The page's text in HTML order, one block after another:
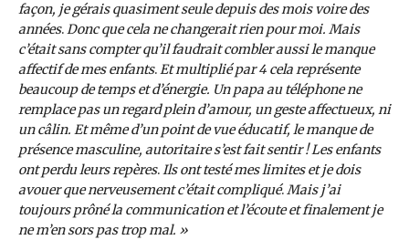
façon, je gérais quasiment seule depuis des mois voire des
années.Donc que cela ne changerait rien pour moi. Mais
c’était sans compter qu’il faudrait combler aussi le manque
affectif de mes enfants.Et multiplié par 4 cela représente
beaucoup de temps et d’énergie. Un papa au téléphone ne
remplace pas un regard plein d’amour, un geste affectueux, ni
un câlin. Et même d’un point de vue éducatif, le manque de
présence masculine, autoritaire s’est fait sentir ! Les enfants
ont perdu leurs repères.Ils ont testé mes limites et je dois
avouer que nerveusement c’était compliqué.Mais j’ai
toujours prôné la communication et l’écoute et finalement je
ne m’en sors pas trop mal. »